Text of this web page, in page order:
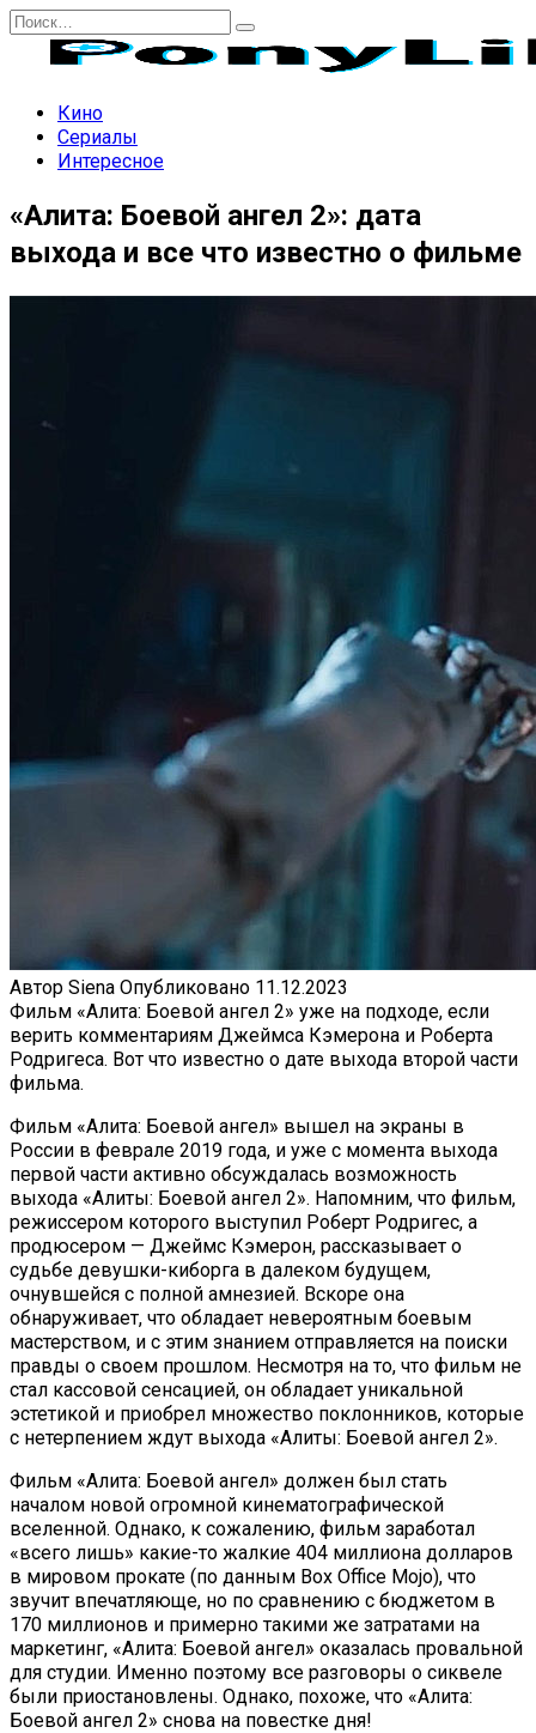
Перейти
содержанию
Search
Кино
Сериалы
Интересное
«Алита: Боевой ангел 2»: дата
выхода и все что известно о фильме
Автор Siena Опубликовано 11.12.2023
Фильм «Алита: Боевой ангел 2» уже на подходе, если
верить комментариям Джеймса Кэмерона и Роберта
Родригеса. Вот что известно о дате выхода второй части
фильма.
Фильм «Алита: Боевой ангел» вышел на экраны в
России в феврале 2019 года, и уже с момента выхода
первой части активно обсуждалась возможность
выхода «Алиты: Боевой ангел 2». Напомним, что фильм,
режиссером которого выступил Роберт Родригес, а
продюсером — Джеймс Кэмерон, рассказывает о
судьбе девушки-киборга в далеком будущем,
очнувшейся с полной амнезией. Вскоре она
обнаруживает, что обладает невероятным боевым
мастерством, и с этим знанием отправляется на поиски
правды о своем прошлом. Несмотря на то, что фильм не
стал кассовой сенсацией, он обладает уникальной
эстетикой и приобрел множество поклонников, которые
с нетерпением ждут выхода «Алиты: Боевой ангел 2».
Фильм «Алита: Боевой ангел» должен был стать
началом новой огромной кинематографической
вселенной. Однако, к сожалению, фильм заработал
«всего лишь» какие-то жалкие 404 миллиона долларов
в мировом прокате (по данным Box Office Mojo), что
звучит впечатляюще, но по сравнению с бюджетом в
170 миллионов и примерно такими же затратами на
маркетинг, «Алита: Боевой ангел» оказалась провальной
для студии. Именно поэтому все разговоры о сиквеле
были приостановлены. Однако, похоже, что «Алита:
Боевой ангел 2» снова на повестке дня!